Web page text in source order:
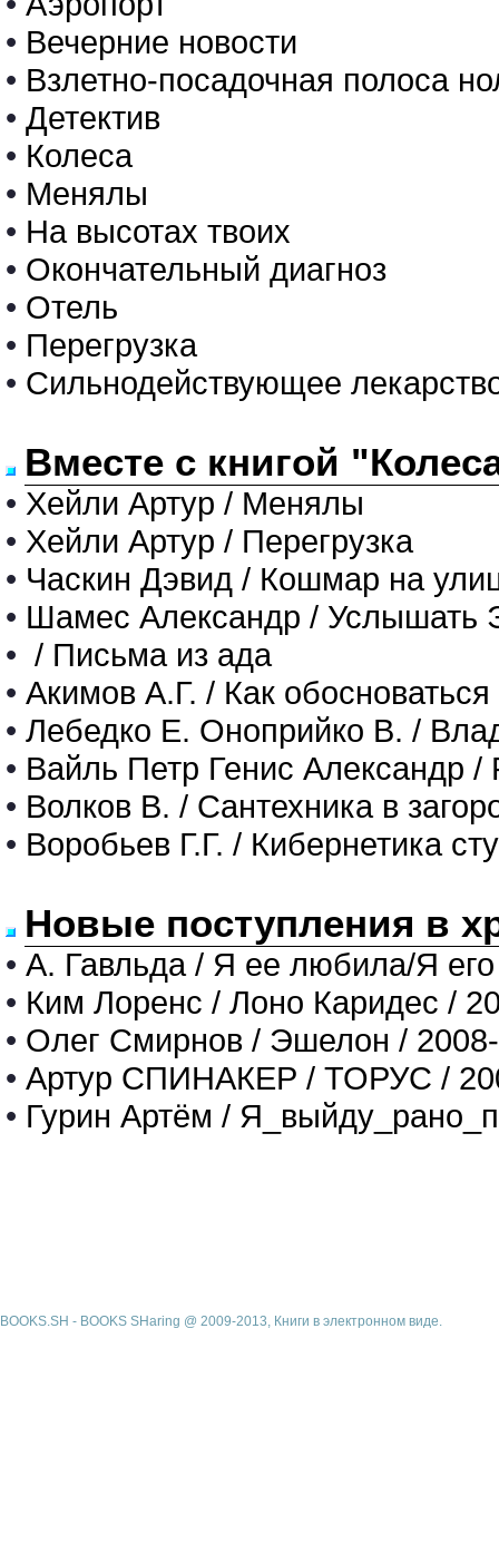
• Вечерние новости
• Взлетно-посадочная полоса
• Детектив
• Колеса
• Менялы
• На высотах твоих
• Окончательный диагноз
• Отель
• Перегрузка
• Сильнодействующее
Вместе с книгой
• Хейли Артур / Менялы
• Хейли Артур / Перегрузка
• Часкин Дэвид / Кошмар на
• Шамес Александр / Услышать
• / Письма из ада
• Акимов А.Г. / Как
• Лебедко Е. Оноприйко В. /
• Вайль Петр Генис Александр /
• Волков В. / Сантехника в
• Воробьев Г.Г. / Кибернетика
Новые поступления в
• А. Гавльда / Я ее любила/Я
• Ким Лоренс / Лоно Каридес /
• Олег Смирнов / Эшелон /
• Артур СПИНАКЕР / ТОРУС /
• Гурин Артём /
BOOKS.SH - BOOKS SHaring @ 2009-2013, Книги в электронном виде.